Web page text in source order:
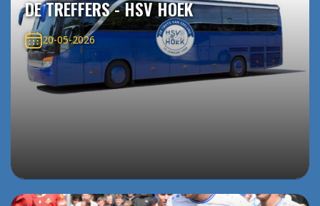
DE TREFFERS - HSV HOEK
20-05-2026